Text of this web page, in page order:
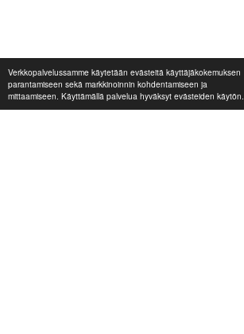
Verkkopalvelussamme käytetään evästeitä käyttäjäkokemuksen
parantamiseen sekä markkinoinnin kohdentamiseen ja
mittaamiseen. Käyttämällä palvelua hyväksyt evästeiden käytön.